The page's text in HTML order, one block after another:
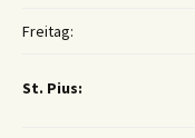
Freitag:
St. Pius: